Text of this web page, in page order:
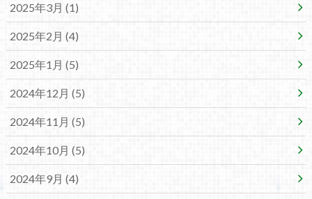
2025年3月 (1)
2025年2月 (4)
2025年1月 (5)
2024年12月 (5)
2024年11月 (5)
2024年10月 (5)
2024年9月 (4)